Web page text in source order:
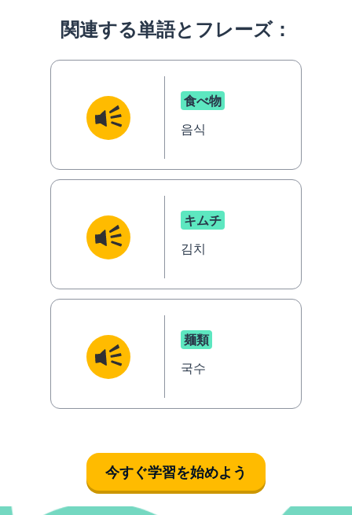
関連する単語とフレーズ：
食べ物
음식
キムチ
김치
麺類
국수
今すぐ学習を始めよう